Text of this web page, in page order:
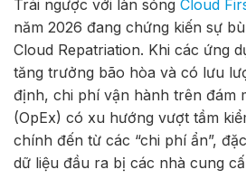
Trái ngược với làn sóng Cloud
năm 2026 đang chứng kiến sự
Cloud Repatriation. Khi các ứng
tăng trưởng bão hòa và có lưu
định, chi phí vận hành trên đám
(OpEx) có xu hướng vượt tầm
chính đến từ các “chi phí ẩn”,
dữ liệu đầu ra bị các nhà cung